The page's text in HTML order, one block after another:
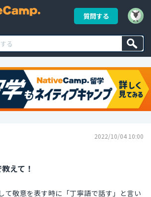
質問する
2022/10/04 10:00
えて！
て敬意を表す時に「丁寧語で話す」と言い